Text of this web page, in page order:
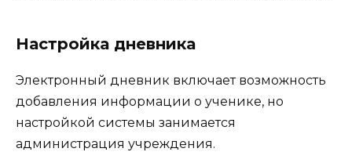
Настройка дневника
Электронный дневник включает возможность
добавления информации о ученике, но
настройкой системы занимается
администрация учреждения.